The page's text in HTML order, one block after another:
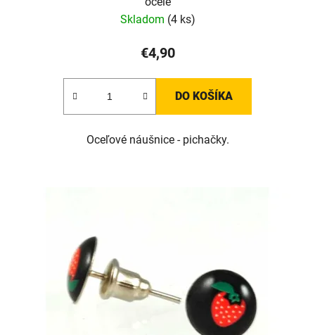
Skladom (4 ks)
€4,90
DO KOŠÍKA
Oceľové náušnice - pichačky.